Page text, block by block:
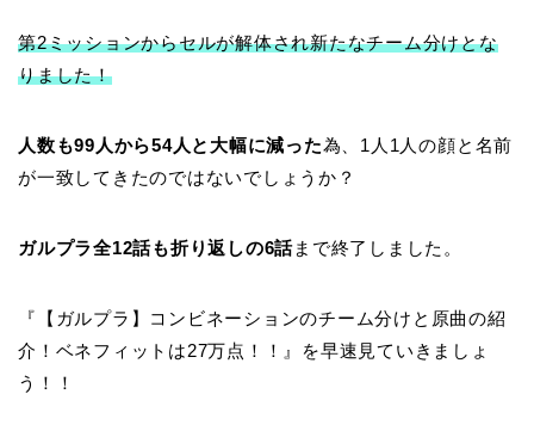
第2ミッションからセルが解体され新たなチーム分けとな
りました！
人数も99人から54人と大幅に減った為、1人1人の顔と名前
が一致してきたのではないでしょうか？
ガルプラ全12話も折り返しの6話まで終了しました。
『【ガルプラ】コンビネーションのチーム分けと原曲の紹
介！ベネフィットは27万点！！』を早速見ていきましょ
う！！